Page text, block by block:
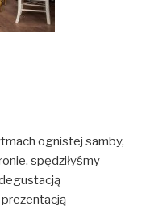
ognistej samby,
spędziłyśmy